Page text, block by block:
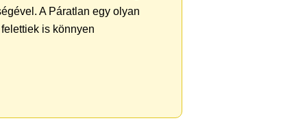
A Páratlan egy olyan
is könnyen